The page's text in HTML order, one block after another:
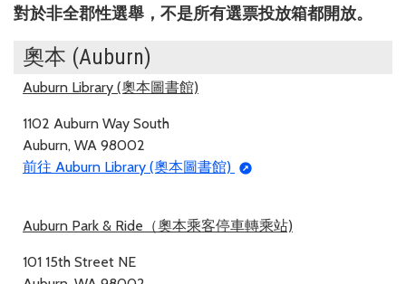
對於非全郡性選舉，不是所有選票投放箱都開放。
奧本 (Auburn)
Auburn Library (奧本圖書館)
1102 Auburn Way South
Auburn, WA 98002
前往 Auburn Library (奧本圖書館)
Auburn Park & Ride（奧本乘客停車轉乘站)
101 15th Street NE